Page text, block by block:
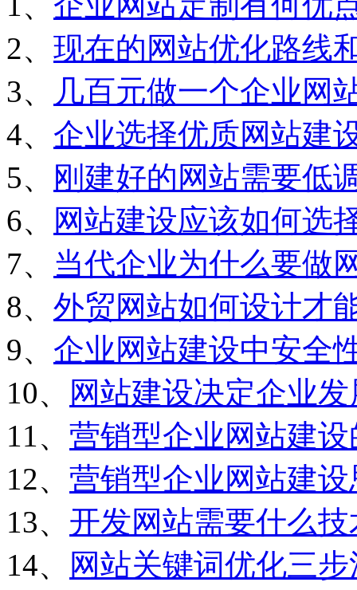
2、 现在的网站优化路线
3、
几百元做一个企业网
4、 企业选择优质网站建
5、
刚建好的网站需要低
6、
网站建设应该如何选
7、 当代企业为什么要做
8、 外贸网站如何设计才
9、 企业网站建设中安全
10、
网站建设决定企业
11、 营销型企业网站建
12、 营销型企业网站建设
13、 开发网站需要什么技
14、
网站关键词优化三步